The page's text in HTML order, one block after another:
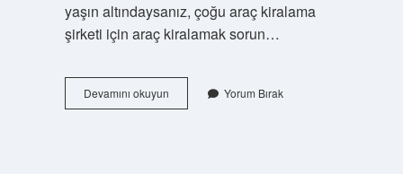
yaşın altındaysanız, çoğu araç kiralama
şirketi için araç kiralamak sorun…
Devamını okuyunAraba
Kiralarken
Yorum Bırak